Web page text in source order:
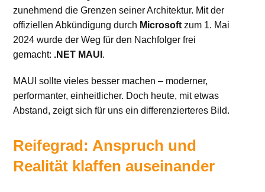
zunehmend die Grenzen seiner Architektur. Mit der
offiziellen Abkündigung durch Microsoft zum 1. Mai
2024 wurde der Weg für den Nachfolger frei
gemacht: .NET MAUI .
MAUI sollte vieles besser machen – moderner,
performanter, einheitlicher. Doch heute, mit etwas
Abstand, zeigt sich für uns ein differenzierteres Bild.
Reifegrad: Anspruch und
Realität klaffen auseinander